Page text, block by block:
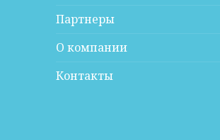
Партнеры
О компании
Контакты